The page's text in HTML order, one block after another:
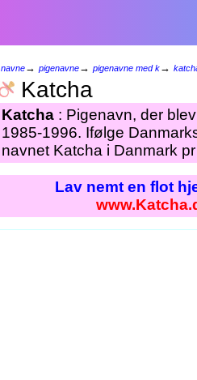
navne→ pigenavne→ pigenavne med k→
Katcha
Katcha : Pigenavn, der
1985-1996. Ifølge
navnet Katcha i Danmark
Lav nemt en flot